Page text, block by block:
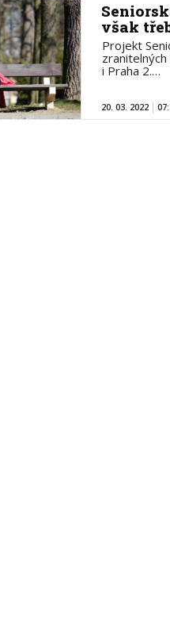
však
Projekt
i Praha 2.…
20. 03. 2022